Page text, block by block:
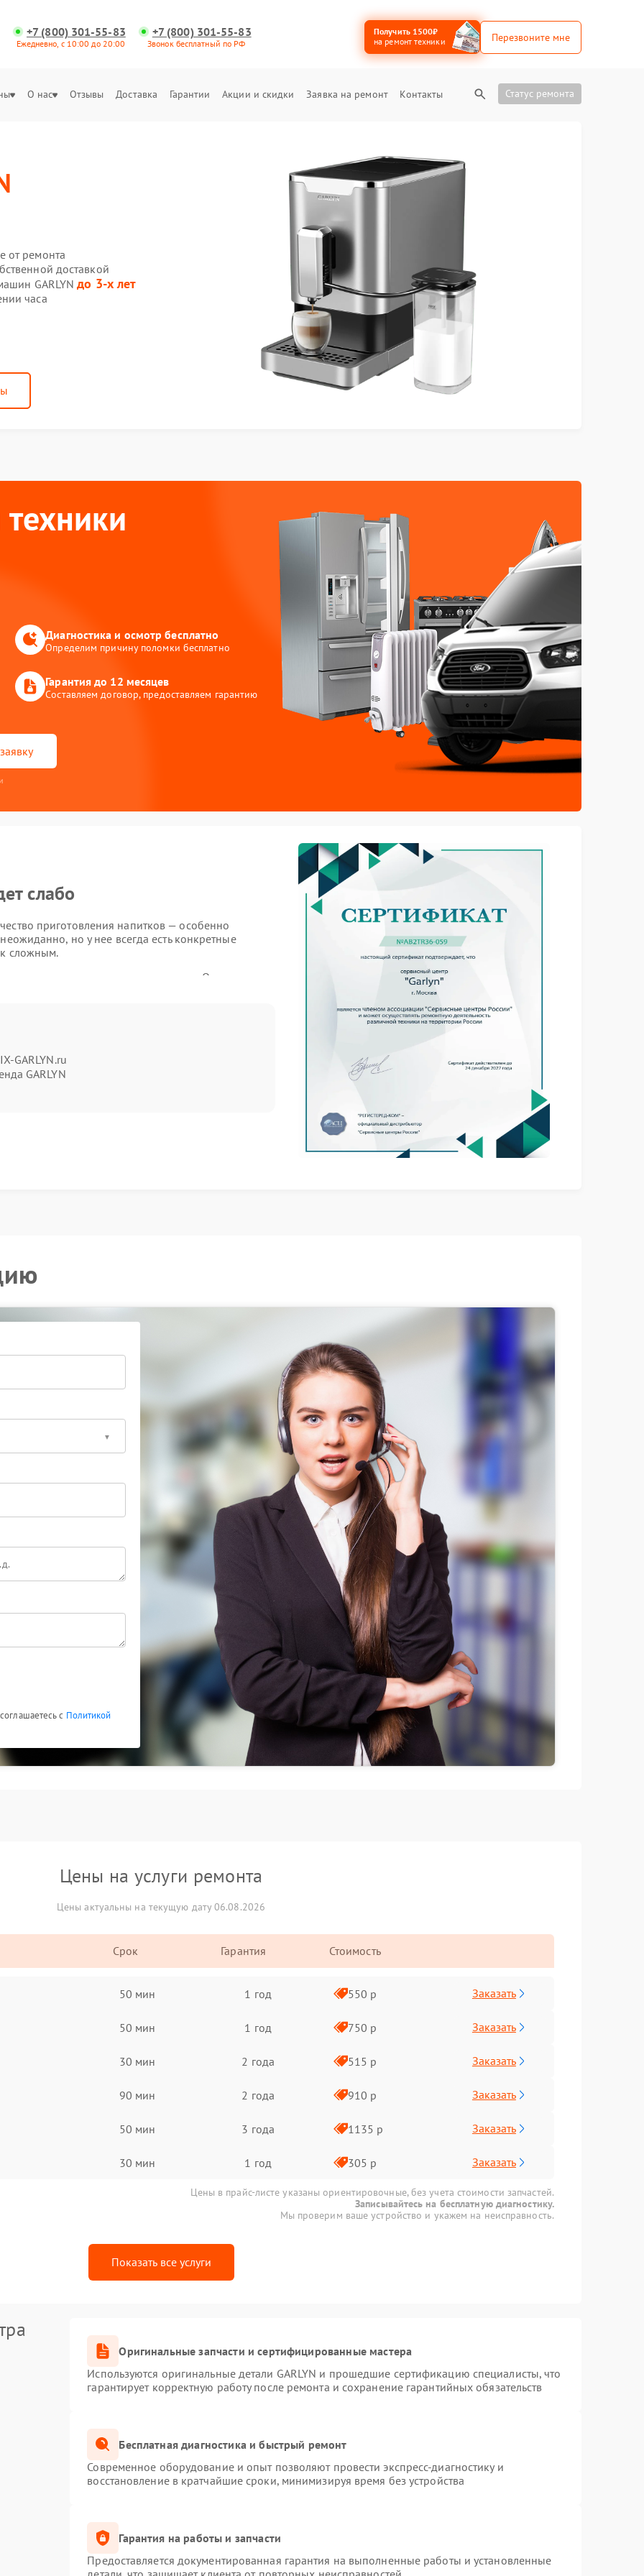
+7 (800) 301-55-83
Ежедневно, с 10:00 до 20:00
+7 (800) 301-55-83
Звонок бесплатный по РФ
Получить 1500₽
на ремонт техники
Перезвоните мне
О нас Отзывы Доставка Гарантии Акции и скидки Заявка на ремонт Контакты Статус ремонта
от ремонта
доставкой
GARLYNдо 3-х лет
часа
Диагностика и осмотр бесплатно
Определим причину поломки бесплатно
Гарантия до 12 месяцев
Составляем договор, предоставляем гарантию
слабо
приготовления напитков — особенно
но у нее всегда есть конкретные
сложным.
в элементарном недосмотре. Оцените
прилегание нарушает герметичность системы;
молока или накипью ограничивает поток.
возможно, дело в настройках. Убедитесь, что
происходит из‑за случайного переключения
экспертов FIX‑GARLYN. Они проведут
что привело к снижению мощности пара.
и предложат оптимальное решение.
ведет к падению давления;
оригинальных компонентов. Такой
характеристик кофемашины и ее стабильную
GARLYN.ru
GARLYN
с Политикой
Цены на услуги ремонта
Цены актуальны на текущую дату 06.08.2026
Срок Гарантия Стоимость
50 мин 1 год 550 р Заказать
50 мин 1 год 750 р Заказать
30 мин 2 года 515 р Заказать
90 мин 2 года 910 р Заказать
50 мин 3 года 1135 р Заказать
30 мин 1 год 305 р Заказать
Цены в прайс-листе указаны ориентировочные, без учета стоимости запчастей.
Записывайтесь на бесплатную диагностику.
Мы проверим ваше устройство и укажем на неисправность.
Показать все услуги
Оригинальные запчасти и сертифицированные мастера
Используются оригинальные детали GARLYN и прошедшие сертификацию специалисты, что
гарантирует корректную работу после ремонта и сохранение гарантийных обязательств
Бесплатная диагностика и быстрый ремонт
Современное оборудование и опыт позволяют провести экспресс-диагностику и
восстановление в кратчайшие сроки, минимизируя время без устройства
Гарантия на работы и запчасти
Предоставляется документированная гарантия на выполненные работы и установленные